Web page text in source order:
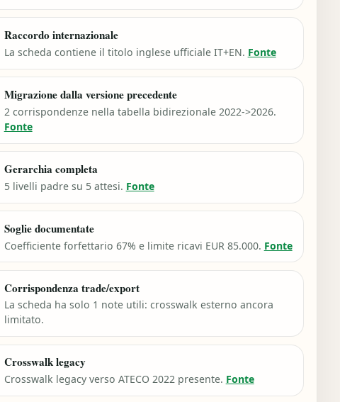
Raccordo internazionale
La scheda contiene il titolo inglese ufficiale IT+EN. Fonte
Migrazione dalla versione precedente
2 corrispondenze nella tabella bidirezionale 2022->2026.
Fonte
Gerarchia completa
5 livelli padre su 5 attesi. Fonte
Soglie documentate
Coefficiente forfettario 67% e limite ricavi EUR 85.000. Fonte
Corrispondenza trade/export
La scheda ha solo 1 note utili: crosswalk esterno ancora
limitato.
Crosswalk legacy
Crosswalk legacy verso ATECO 2022 presente. Fonte